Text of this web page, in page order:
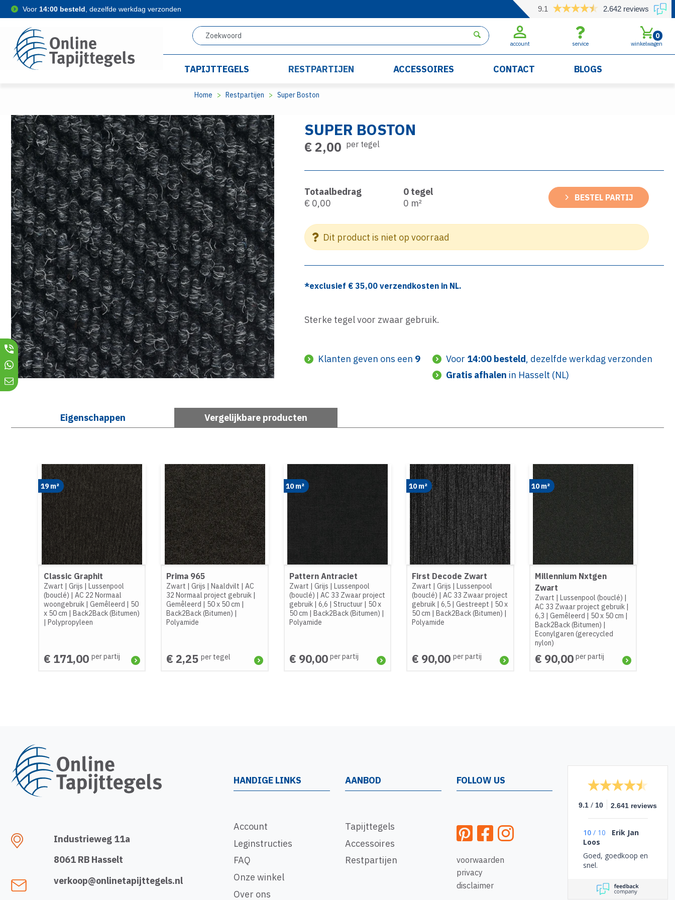
Voor 14:00 besteld , dezelfde werkdag verzonden 9.1 2.642 reviews
account service winkelwagen
0
TAPIJTTEGELS RESTPARTIJEN ACCESSOIRES CONTACT BLOGS
Home Restpartijen Super Boston
SUPER BOSTON
€ 2,00 per tegel
Totaalbedrag
€ 0,00
0 tegel
0 m² BESTEL PARTIJ
Dit product is niet op voorraad
*exclusief €35,00 verzendkosten in NL.
Sterke tegel voor zwaar gebruik.
Klanten geven ons een 9 Voor 14:00 besteld, dezelfde werkdag verzonden
Gratis afhalen in Hasselt (NL)
Eigenschappen Vergelijkbare producten
19 m²
Classic Graphit
Zwart Grijs
Lussenpool
(bouclé)
AC 22 Normaal
woongebruik
Gemêleerd
50
x 50 cm
Back2Back (Bitumen)
Polypropyleen
€ 171,00 per partij
Prima 965
Zwart |Grijs Naaldvilt |AC
32 Normaal project gebruik
Gemêleerd
50 x 50 cm
Back2Back (Bitumen)
Polyamide
€ 2,25 per tegel
10 m²
Pattern Antraciet
Zwart Grijs
Lussenpool
(bouclé)
AC 33 Zwaar project
gebruik| 6,6 Structuur| 50 x
50 cm
Back2Back (Bitumen)
Polyamide
€ 90,00 per partij
10 m²
First Decode Zwart
Zwart |Grijs
Lussenpool
(bouclé) |AC 33 Zwaar project
gebruik |6,5 |Gestreept
50 x
50 cm
Back2Back (Bitumen)
Polyamide
€ 90,00 per partij
10 m²
Millennium Nxtgen
Zwart
Zwart Lussenpool (bouclé)
AC 33 Zwaar project gebruik|
6,3
Gemêleerd 50 x 50 cm
Back2Back (Bitumen)
Econylgaren (gerecycled
nylon)
€ 90,00 per partij
Industrieweg 11a
8061 RB Hasselt
verkoop@onlinetapijttegels.nl
HANDIGE LINKS
Account
Leginstructies
FAQ
Onze winkel
Over ons
AANBOD
Tapijttegels
Accessoires
Restpartijen
FOLLOW US
voorwaarden
privacy
disclaimer
9.1 / 10 2.641 reviews
10 / 10
Erik Jan
Loos
Goed, goedkoop en
snel.